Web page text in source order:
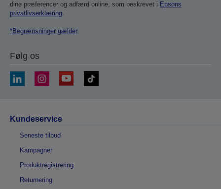
dine præferencer og adfærd online, som beskrevet i Epsons
privatlivserklæring.
*Begrænsninger gælder
Følg os
Kundeservice
Seneste tilbud
Kampagner
Produktregistrering
Returnering